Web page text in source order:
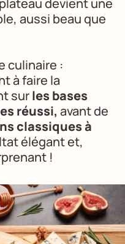
devient une
aussi beau que
culinaire :
à faire la
surles bases
réussi, avant de
classiques à
élégant et,
!